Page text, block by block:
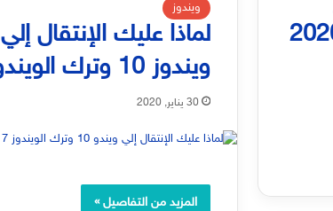
ويندوز
لماذا عليك الإنتقال إلي
ويندوز 10 وترك الويندوز 7
30 يناير, 2020
المزيد من التفاصيل »